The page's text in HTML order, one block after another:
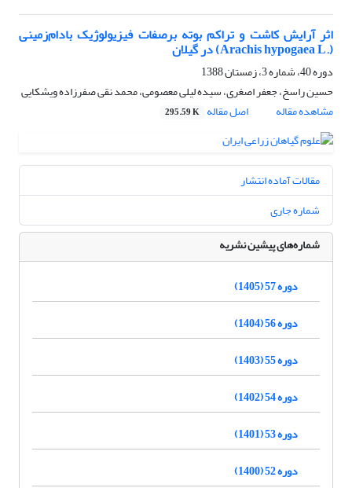
اثر آرایش کاشت و تراکم بوته برصفات فیزیولوژیک بادام‌زمینی
(.Arachis hypogaea L) در گیلان
دوره 40، شماره 3، زمستان 1388
حسین راسخ، جعفر اصغری، سیده لیلی معصومی، محمد نقی صفرزاده ویشکایی
مشاهده مقاله
اصل مقاله 295.59 K
مقالات آماده انتشار
شماره جاری
شماره‌های پیشین نشریه
دوره 57 (1405)
دوره 56 (1404)
دوره 55 (1403)
دوره 54 (1402)
دوره 53 (1401)
دوره 52 (1400)